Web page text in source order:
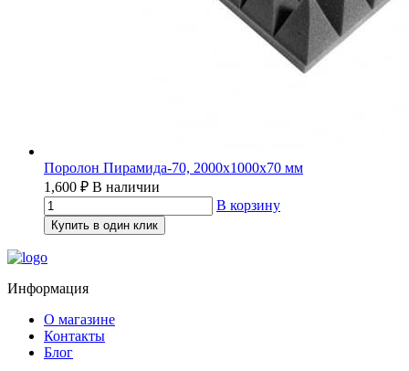
Поролон Пирамида-70, 2000х1000х70 мм
1,600 ₽ В наличии
В корзину
Купить в один клик
Информация
О магазине
Контакты
Блог